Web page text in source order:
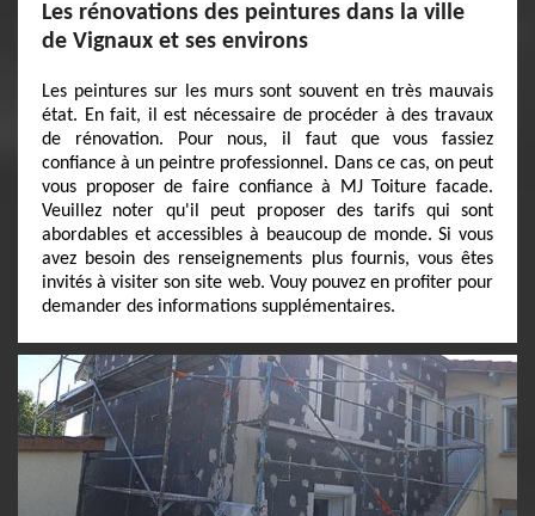
Les rénovations des peintures dans la ville
de Vignaux et ses environs
Les peintures sur les murs sont souvent en très mauvais
état. En fait, il est nécessaire de procéder à des travaux
de rénovation. Pour nous, il faut que vous fassiez
confiance à un peintre professionnel. Dans ce cas, on peut
vous proposer de faire confiance à MJ Toiture facade.
Veuillez noter qu'il peut proposer des tarifs qui sont
abordables et accessibles à beaucoup de monde. Si vous
avez besoin des renseignements plus fournis, vous êtes
invités à visiter son site web. Vouy pouvez en profiter pour
demander des informations supplémentaires.